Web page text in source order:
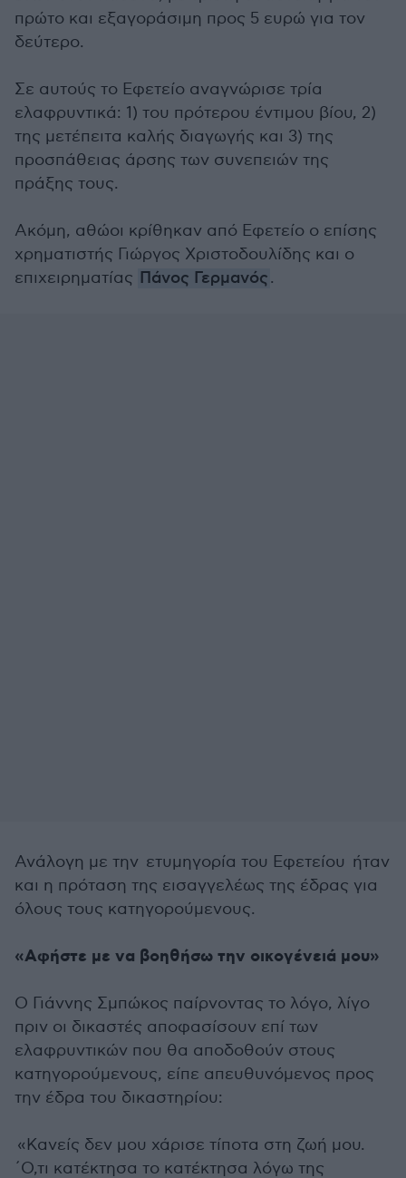
πρώτο και εξαγοράσιμη προς 5 ευρώ για τον
δεύτερο.
Σε αυτούς το Εφετείο αναγνώρισε τρία
ελαφρυντικά: 1) του πρότερου έντιμου βίου, 2)
της μετέπειτα καλής διαγωγής και 3) της
προσπάθειας άρσης των συνεπειών της
πράξης τους.
Ακόμη, αθώοι κρίθηκαν από Εφετείο ο επίσης
χρηματιστής Γιώργος Χριστοδουλίδης και ο
επιχειρηματίας Πάνος Γερμανός.
Ανάλογη με την ετυμηγορία του Εφετείου ήταν
και η πρόταση της εισαγγελέως της έδρας για
όλους τους κατηγορούμενους.
«Αφήστε με να βοηθήσω την οικογένειά μου»
Ο Γιάννης Σμπώκος παίρνοντας το λόγο, λίγο
πριν οι δικαστές αποφασίσουν επί των
ελαφρυντικών που θα αποδοθούν στους
κατηγορούμενους, είπε απευθυνόμενος προς
την έδρα του δικαστηρίου:
«Κανείς δεν μου χάρισε τίποτα στη ζωή μου.
´Ο,τι κατέκτησα το κατέκτησα λόγω της